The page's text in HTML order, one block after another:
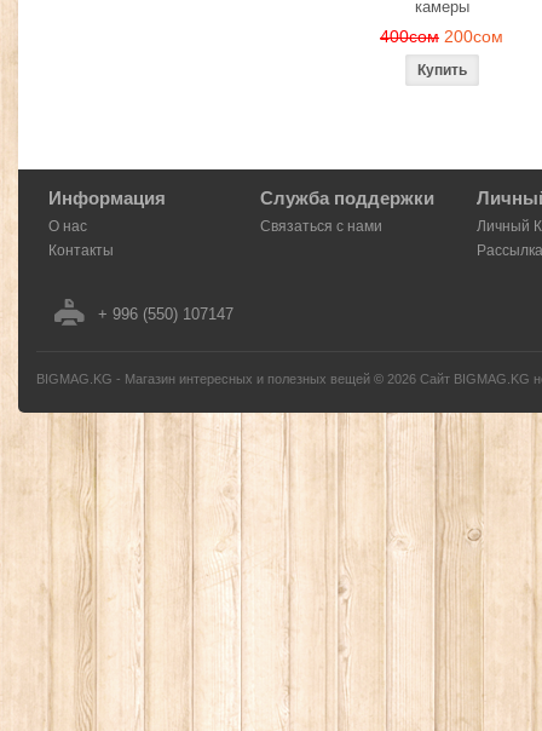
камеры
400сом 200сом
Информация
О нас
Контакты
Служба поддержки
Связаться с нами
Личный
Рассылка
+ 996 (550) 107147
BIGMAG.KG - Магазин интересных и полезных вещей © 2026 Сайт BIGMAG.KG
без письменного разрешения автора - запрещено, и будет преследоваться по